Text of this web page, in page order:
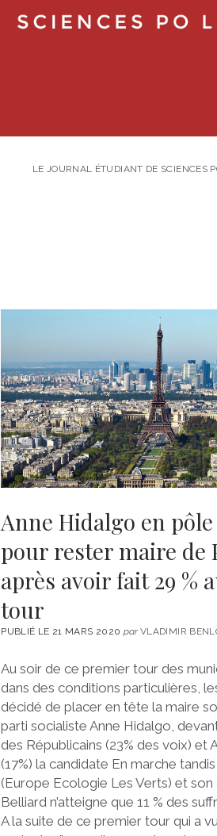
LE JOURNAL ÉTUDIANT DE SCIENCES
Anne Hidalgo en
pour rester maire de
après avoir fait 29 %
tour
PUBLIÉ LE 21 MARS 2020 parVLADIMIR
Au soir de ce premier tour des
dans des conditions particulières,
décidé de placer en tête la maire
parti socialiste Anne Hidalgo,
des Républicains (23% des voix) et
(17%) la candidate En marche tandis
(Europe Ecologie Les Verts) et son
Belliard n’atteigne que 11 % des
A la suite de ce premier tour qui a